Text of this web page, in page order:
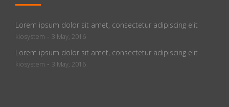
Lorem ipsum dolor sit amet, consectetur adipiscing elit
kiosystem - 3 May, 2016
Lorem ipsum dolor sit amet, consectetur adipiscing elit
kiosystem - 3 May, 2016